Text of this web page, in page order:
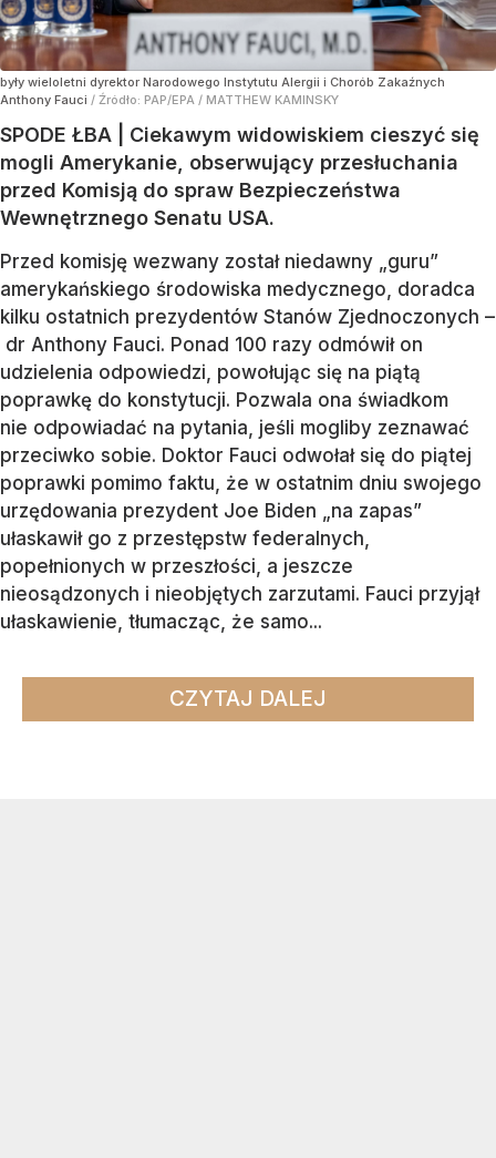
były wieloletni dyrektor Narodowego Instytutu Alergii i Chorób Zakaźnych
Anthony Fauci / Źródło: PAP/EPA / MATTHEW KAMINSKY
SPODE ŁBA | Ciekawym widowiskiem cieszyć się
mogli Amerykanie, obserwujący przesłuchania
przed Komisją do spraw Bezpieczeństwa
Wewnętrznego Senatu USA.
Przed komisję wezwany został niedawny „guru”
amerykańskiego środowiska medycznego, doradca
kilku ostatnich prezydentów Stanów Zjednoczonych –
dr Anthony Fauci. Ponad 100 razy odmówił on
udzielenia odpowiedzi, powołując się na piątą
poprawkę do konstytucji. Pozwala ona świadkom
nie odpowiadać na pytania, jeśli mogliby zeznawać
przeciwko sobie. Doktor Fauci odwołał się do piątej
poprawki pomimo faktu, że w ostatnim dniu swojego
urzędowania prezydent Joe Biden „na zapas”
ułaskawił go z przestępstw federalnych,
popełnionych w przeszłości, a jeszcze
nieosądzonych i nieobjętych zarzutami. Fauci przyjął
ułaskawienie, tłumacząc, że samo...
CZYTAJ DALEJ